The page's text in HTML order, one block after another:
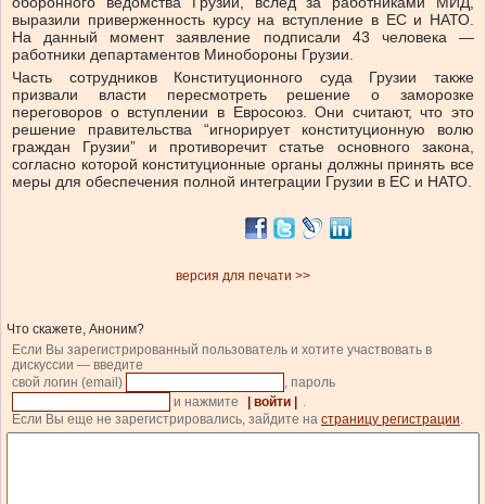
выразили приверженность курсу на вступление в ЕС и НАТО.
На данный момент заявление подписали 43 человека —
работники департаментов Минобороны Грузии.
Часть сотрудников Конституционного суда Грузии также
призвали власти пересмотреть решение о заморозке
переговоров о вступлении в Евросоюз. Они считают, что это
решение правительства “игнорирует конституционную волю
граждан Грузии” и противоречит статье основного закона,
согласно которой конституционные органы должны принять все
меры для обеспечения полной интеграции Грузии в ЕС и НАТО.
версия для печати >>
Что скажете, Аноним?
Если Вы зарегистрированный пользователь и хотите участвовать в
дискуссии — введите
свой логин (email)
, пароль
и нажмите
| войти |
.
Если Вы еще не зарегистрировались, зайдите на страницу регистрации.